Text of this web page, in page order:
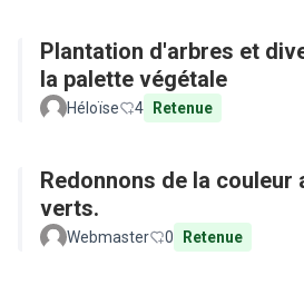
Plantation d'arbres et
la palette végétale
Héloïse 4 Retenue
Redonnons de la couleur
verts.
Webmaster 0 Retenue